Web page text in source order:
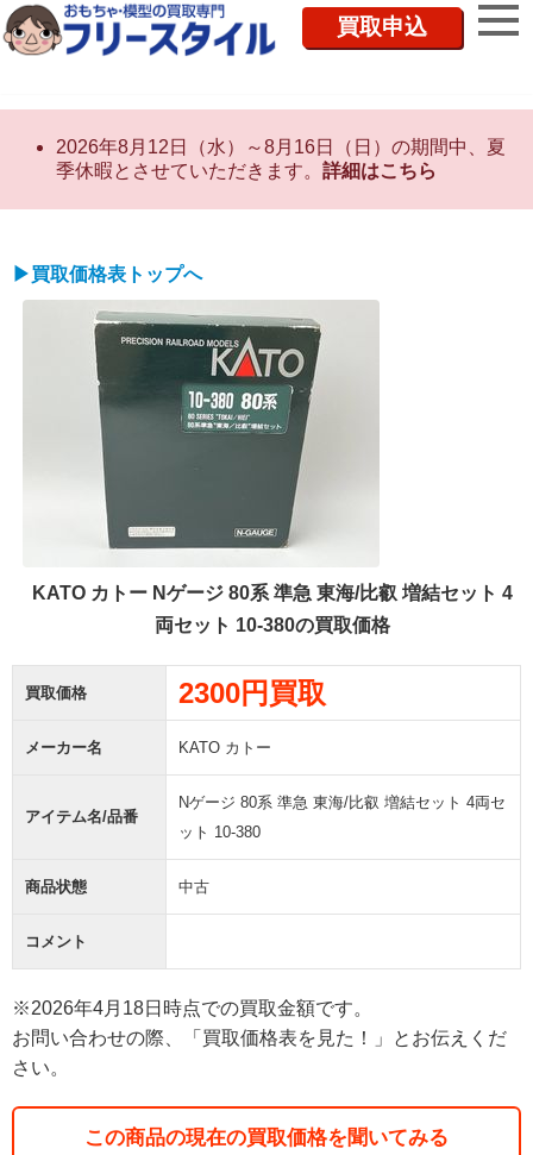
買取申込
2026年8月12日（水）～8月16日（日）の期間中、夏
季休暇とさせていただきます。 詳細はこちら
▶買取価格表トップへ
KATO カトー Nゲージ 80系 準急 東海/比叡 増結セット 4
両セット 10-380の買取価格
買取価格 2300円買取
メーカー名 KATO カトー
アイテム名/品番
Nゲージ 80系 準急 東海/比叡 増結セット 4両セ
ット 10-380
商品状態 中古
コメント
※2026年4月18日時点での買取金額です。
お問い合わせの際、「買取価格表を見た！」とお伝えくだ
さい。
この商品の現在の買取価格を聞いてみる